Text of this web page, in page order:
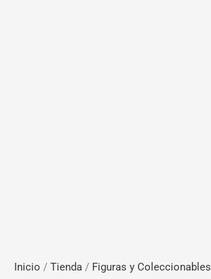
Inicio / Tienda / Figuras y Coleccionables